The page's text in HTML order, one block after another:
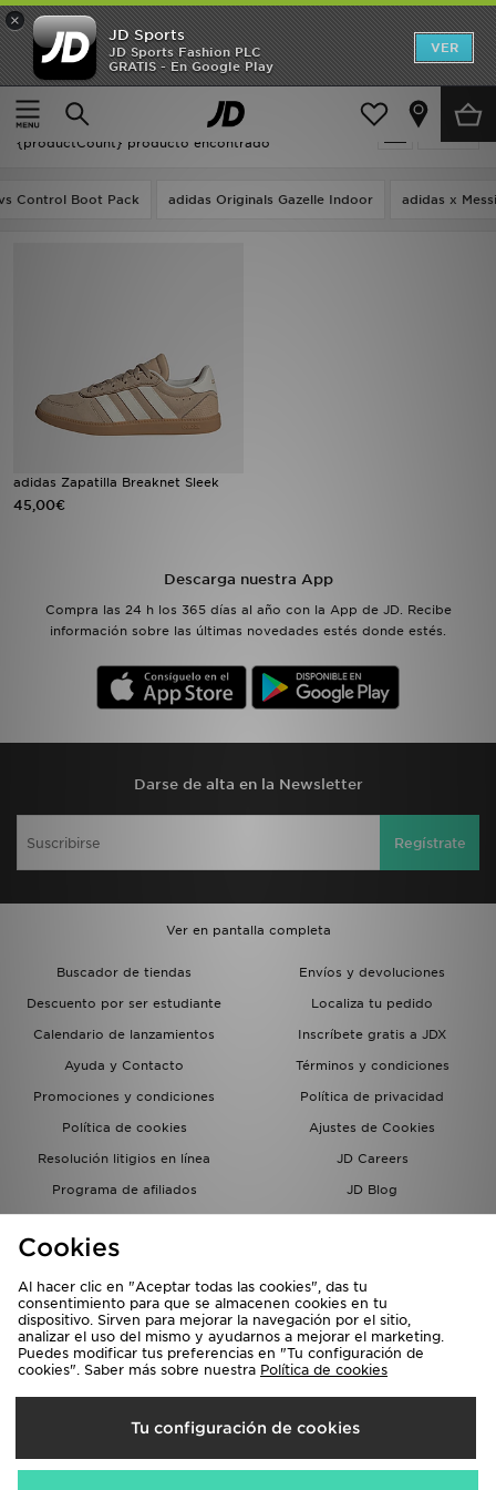
×
JD Sports
JD Sports Fashion PLC
GRATIS - En Google Play
VER
Página principal
Niños
Niños - Adidas Originals Sleek
{productCount} producto encontrado
Control Boot Pack adidas Originals Gazelle Indoor adidas x Messi
adidas Zapatilla Breaknet Sleek
45,00€
Descarga nuestra App
Compra las 24 h los 365 días al año con la App de JD. Recibe
información sobre las últimas novedades estés donde estés.
Darse de alta en la Newsletter
Regístrate
Ver en pantalla completa
Buscador de tiendas
Envíos y devoluciones
Descuento por ser estudiante
Localiza tu pedido
Calendario de lanzamientos
Inscríbete gratis a JDX
Ayuda y Contacto
Términos y condiciones
Promociones y condiciones
Política de privacidad
Política de cookies
Ajustes de Cookies
Resolución litigios en línea
JD Careers
Programa de afiliados
JD Blog
del grupo JD - Whistleblowing
Selecciona País
España
Hombre
Mujer
Niños
JD Fútbol
Cookies
Al hacer clic en "Aceptar todas las cookies", das tu
consentimiento para que se almacenen cookies en tu
dispositivo. Sirven para mejorar la navegación por el sitio,
analizar el uso del mismo y ayudarnos a mejorar el marketing.
Puedes modificar tus preferencias en "Tu configuración de
cookies". Saber más sobre nuestra Política de cookies
Tu configuración de cookies